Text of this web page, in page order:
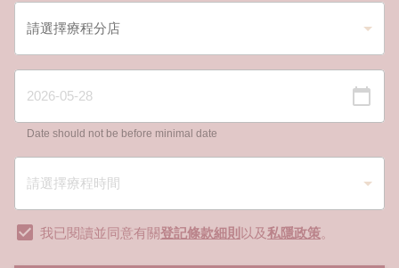
Date should not be before minimal date
我已閱讀並同意有關登記條款細則 以及私隱政策。